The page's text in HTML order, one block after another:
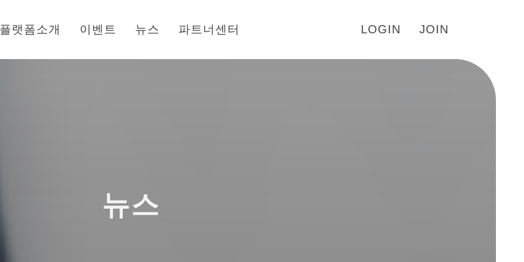
플랫폼소개 이벤트 뉴스 파트너센터 LOGIN JOIN
뉴스